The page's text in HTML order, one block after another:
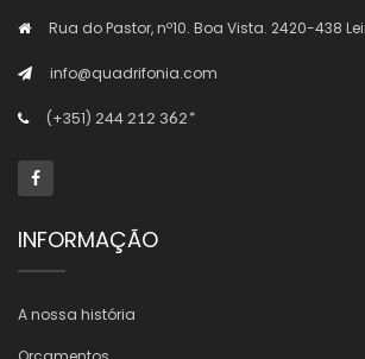
Rua do Pastor, nº10. Boa Vista. 2420-438
info@quadrifonia.com
(+351) 244 212 362*
INFORMAÇÃO
A nossa história